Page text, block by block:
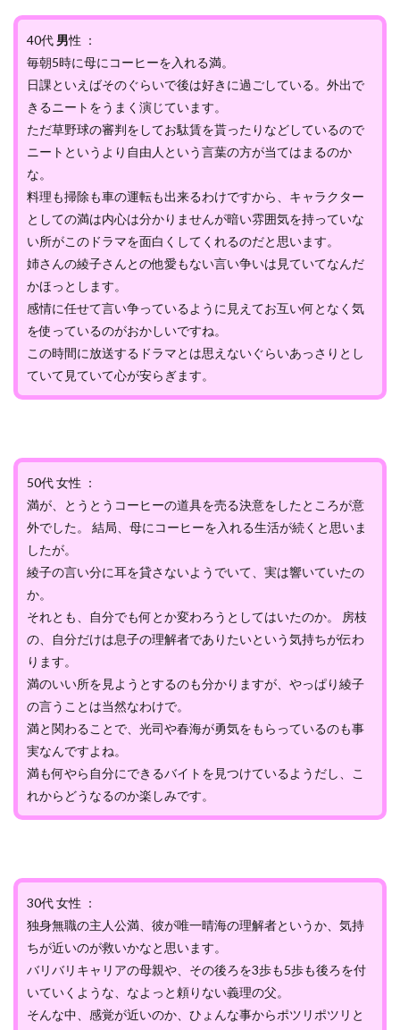
40代 男性 ：
毎朝5時に母にコーヒーを入れる満。
日課といえばそのぐらいで後は好きに過ごしている。外出で
きるニートをうまく演じています。
ただ草野球の審判をしてお駄賃を貰ったりなどしているので
ニートというより自由人という言葉の方が当てはまるのか
な。
料理も掃除も車の運転も出来るわけですから、キャラクター
としての満は内心は分かりませんが暗い雰囲気を持っていな
い所がこのドラマを面白くしてくれるのだと思います。
姉さんの綾子さんとの他愛もない言い争いは見ていてなんだ
かほっとします。
感情に任せて言い争っているように見えてお互い何となく気
を使っているのがおかしいですね。
この時間に放送するドラマとは思えないぐらいあっさりとし
ていて見ていて心が安らぎます。
50代 女性 ：
満が、とうとうコーヒーの道具を売る決意をしたところが意
外でした。 結局、母にコーヒーを入れる生活が続くと思いま
したが。
綾子の言い分に耳を貸さないようでいて、実は響いていたの
か。
それとも、自分でも何とか変わろうとしてはいたのか。 房枝
の、自分だけは息子の理解者でありたいという気持ちが伝わ
ります。
満のいい所を見ようとするのも分かりますが、やっぱり綾子
の言うことは当然なわけで。
満と関わることで、光司や春海が勇気をもらっているのも事
実なんですよね。
満も何やら自分にできるバイトを見つけているようだし、こ
れからどうなるのか楽しみです。
30代 女性 ：
独身無職の主人公満、彼が唯一晴海の理解者というか、気持
ちが近いのが救いかなと思います。
バリバリキャリアの母親や、その後ろを3歩も5歩も後ろを付
いていくような、なよっと頼りない義理の父。
そんな中、感覚が近いのか、ひょんな事からポツリポツリと